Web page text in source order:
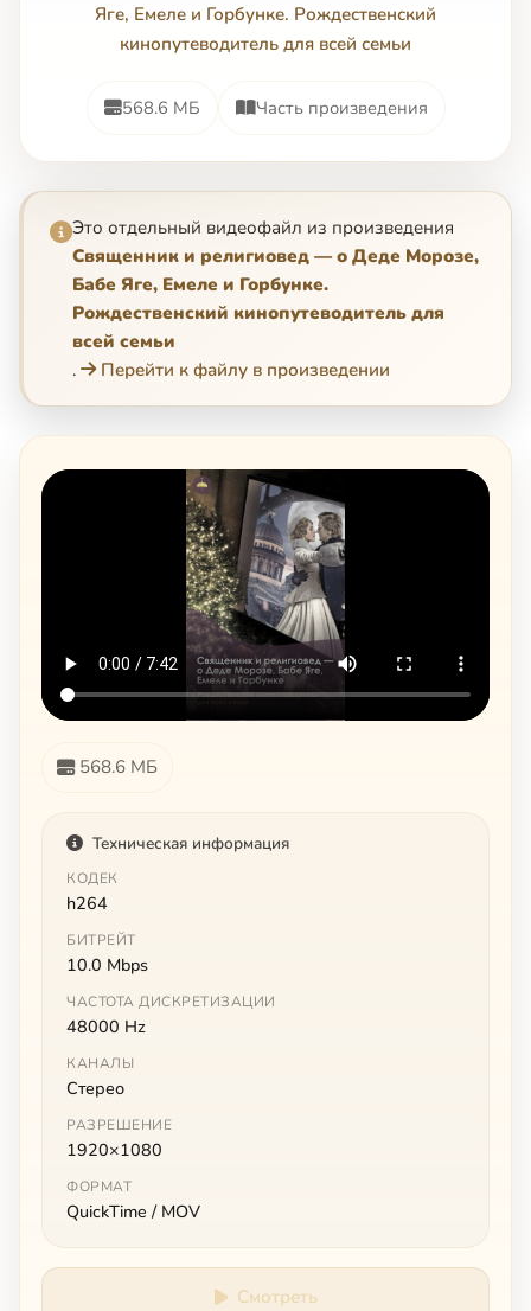
Яге, Емеле и Горбунке. Рождественский
кинопутеводитель для всей семьи
568.6 МБ Часть произведения
Это отдельный видеофайл из произведения
Священник и религиовед — о Деде Морозе,
Бабе Яге, Емеле и Горбунке.
Рождественский кинопутеводитель для
всей семьи
.
Перейти к файлу в произведении
568.6 МБ
Техническая информация
КОДЕК
h264
БИТРЕЙТ
10.0 Mbps
ЧАСТОТА ДИСКРЕТИЗАЦИИ
48000 Hz
КАНАЛЫ
Стерео
РАЗРЕШЕНИЕ
1920×1080
ФОРМАТ
QuickTime / MOV
Смотреть